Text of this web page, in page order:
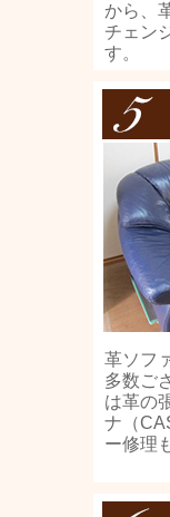
から、
チェン
す。
革ソフ
多数ご
は革の
ナ（
ー修理